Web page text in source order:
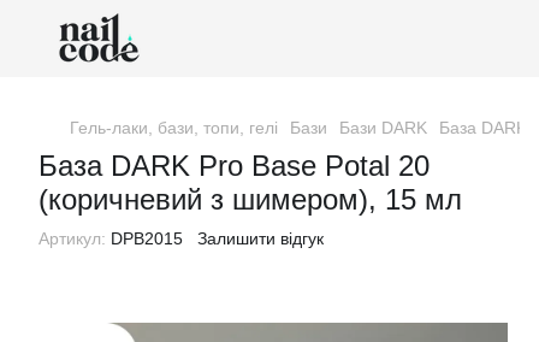
Гель-лаки, бази, топи, гелі Бази Бази DARK База DARK
База DARK Pro Base Potal 20
(коричневий з шимером), 15 мл
Артикул: DPB2015 Залишити відгук